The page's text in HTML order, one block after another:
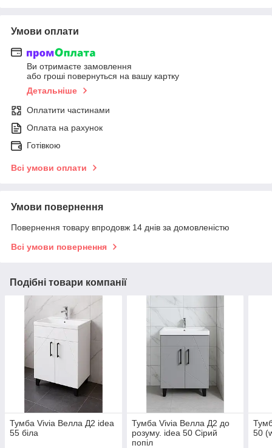
Умови оплати
Ви отримаєте замовлення
або гроші повернуться на вашу картку
Детальніше
Оплатити частинами
Оплата на рахунок
Готівкою
Всі умови оплати
Умови повернення
Повернення товару впродовж 14 днів за домовленістю
Всі умови повернення
Подібні товари компанії
Тумба Vivia Велла Д2 idea
55 біла
Тумба Vivia Велла Д2 до
розуму. idea 50 Сірий
попіл
50